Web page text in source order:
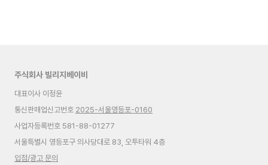
주식회사 빌리지베이비
대표이사 이정윤
통신판매업신고번호 2025-서울영등포-0160
사업자등록번호 581-88-01277
서울특별시 영등포구 의사당대로 83, 오투타워 4층
입점/광고 문의